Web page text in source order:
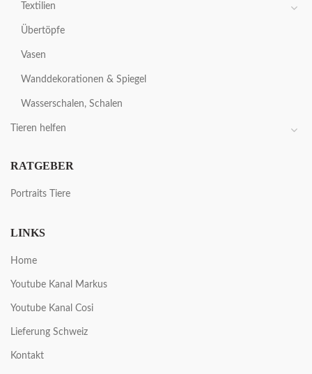
Textilien
Übertöpfe
Vasen
Wanddekorationen & Spiegel
Wasserschalen, Schalen
Tieren helfen
RATGEBER
Portraits Tiere
LINKS
Home
Youtube Kanal Markus
Youtube Kanal Cosi
Lieferung Schweiz
Kontakt